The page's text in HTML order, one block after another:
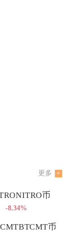
更多
币
-8.34%
币